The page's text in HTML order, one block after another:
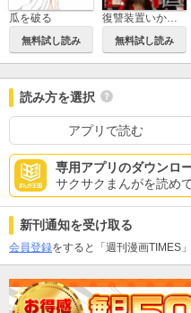
瓜を破る
無料試し読み
復讐装置いかがですか？
無料試し読み
読み方を選択
アプリで読む
専用アプリのダウンロ
サクサクまんがを読め
新刊通知を受け取る
会員登録をすると「週刊漫画TIMES